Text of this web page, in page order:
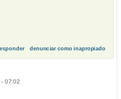
denunciar como inapropiado
07:02